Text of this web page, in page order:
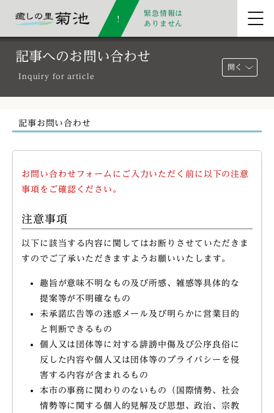
緊急情報は
ありません
記事へのお問い合わせ
Inquiry for article
開く
記事お問い合わせ
お問い合わせフォームにご入力いただく前に以下の注意
事項をご確認ください。
注意事項
以下に該当する内容に関してはお断りさせていただきま
すのでご了承いただきますようお願いいたします。
趣旨が意味不明なもの及び所感、雑感等具体的な
提案等が不明確なもの
未承諾広告等の迷惑メール及び明らかに営業目的
と判断できるもの
個人又は団体等に対する誹謗中傷及び公序良俗に
反した内容や個人又は団体等のプライバシーを侵
害する内容が含まれるもの
本市の事務に関わりのないもの（国際情勢、社会
情勢等に関する個人的見解及び思想、政治、宗教